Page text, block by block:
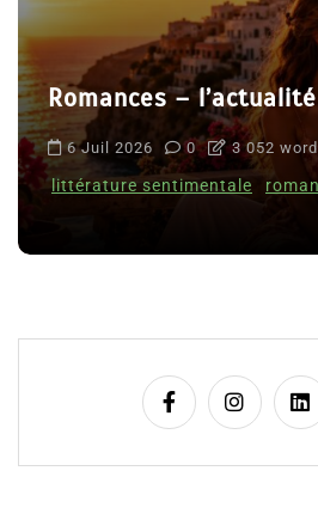
Romances –
6 Juil 2026 0 3 052
littérature sentimentale